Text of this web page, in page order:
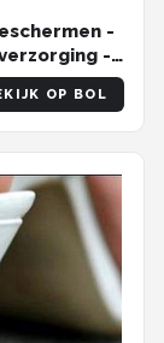
-
-
OP BOL